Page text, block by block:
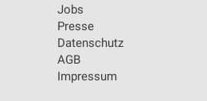
Jobs
Presse
Datenschutz
AGB
Impressum